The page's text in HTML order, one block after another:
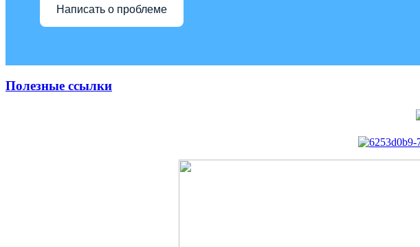
Написать о проблеме
Полезные ссылки